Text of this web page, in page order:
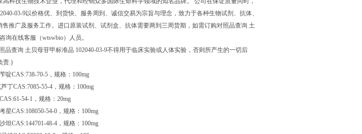
03-9以价格优、到货快、服务周到、诚信交易为宗旨与理念，致力于各种生物试剂、抗体、
售推广及服务工作。进口原装试剂、试剂盒、抗体需要两到三周货期，如需订购对照品查询 土
询在线客服（wtswbio）人员。
品查询 土贝母苷甲标准品 102040-03-9不得用于临床实验或人体实验，否则所产生的一切后
责.)
啶CAS:738-70-5，规格：100mg
丁CAS:7085-55-4，规格：100mg
54-1，规格：20mg
星CAS:108050-54-0，规格：100mg
坦CAS:144701-48-4，规格：100mg